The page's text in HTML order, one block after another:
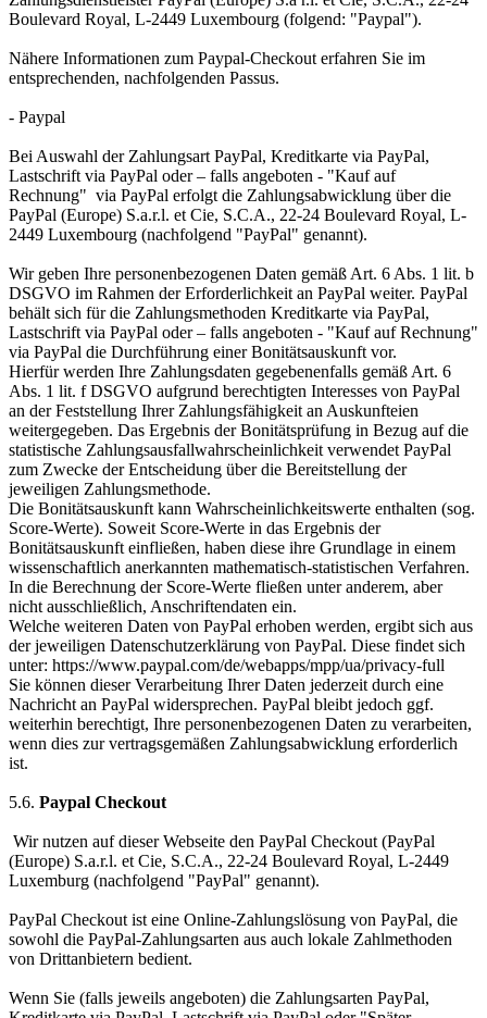
Boulevard Royal, L-2449 Luxembourg (folgend: "Paypal").
Nähere Informationen zum Paypal-Checkout erfahren Sie im
entsprechenden, nachfolgenden Passus.
- Paypal
Bei Auswahl der Zahlungsart PayPal, Kreditkarte via PayPal,
Lastschrift via PayPal oder – falls angeboten - "Kauf auf
Rechnung" via PayPal erfolgt die Zahlungsabwicklung über die
PayPal (Europe) S.a.r.l. et Cie, S.C.A., 22-24 Boulevard Royal, L-
2449 Luxembourg (nachfolgend "PayPal" genannt).
Wir geben Ihre personenbezogenen Daten gemäß Art. 6 Abs. 1 lit. b
DSGVO im Rahmen der Erforderlichkeit an PayPal weiter. PayPal
behält sich für die Zahlungsmethoden Kreditkarte via PayPal,
Lastschrift via PayPal oder – falls angeboten - "Kauf auf Rechnung"
via PayPal die Durchführung einer Bonitätsauskunft vor.
Hierfür werden Ihre Zahlungsdaten gegebenenfalls gemäß Art. 6
Abs. 1 lit. f DSGVO aufgrund berechtigten Interesses von PayPal
an der Feststellung Ihrer Zahlungsfähigkeit an Auskunfteien
weitergegeben. Das Ergebnis der Bonitätsprüfung in Bezug auf die
statistische Zahlungsausfallwahrscheinlichkeit verwendet PayPal
zum Zwecke der Entscheidung über die Bereitstellung der
jeweiligen Zahlungsmethode.
Die Bonitätsauskunft kann Wahrscheinlichkeitswerte enthalten (sog.
Score-Werte). Soweit Score-Werte in das Ergebnis der
Bonitätsauskunft einfließen, haben diese ihre Grundlage in einem
wissenschaftlich anerkannten mathematisch-statistischen Verfahren.
In die Berechnung der Score-Werte fließen unter anderem, aber
nicht ausschließlich, Anschriftendaten ein.
Welche weiteren Daten von PayPal erhoben werden, ergibt sich aus
der jeweiligen Datenschutzerklärung von PayPal. Diese findet sich
unter: https://www.paypal.com/de/webapps/mpp/ua/privacy-full
Sie können dieser Verarbeitung Ihrer Daten jederzeit durch eine
Nachricht an PayPal widersprechen. PayPal bleibt jedoch ggf.
weiterhin berechtigt, Ihre personenbezogenen Daten zu verarbeiten,
wenn dies zur vertragsgemäßen Zahlungsabwicklung erforderlich
ist.
5.6. Paypal Checkout
Wir nutzen auf dieser Webseite den PayPal Checkout (PayPal
(Europe) S.a.r.l. et Cie, S.C.A., 22-24 Boulevard Royal, L-2449
Luxemburg (nachfolgend "PayPal" genannt).
PayPal Checkout ist eine Online-Zahlungslösung von PayPal, die
sowohl die PayPal-Zahlungsarten aus auch lokale Zahlmethoden
von Drittanbietern bedient.
Wenn Sie (falls jeweils angeboten) die Zahlungsarten PayPal,